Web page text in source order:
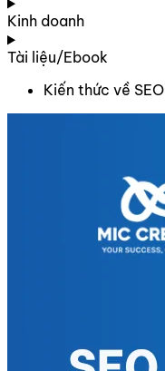
Kinh doanh
Tài liệu/Ebook
Kiến thức về SEO